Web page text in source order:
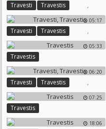
Travesti ,
Travestis
05:17
Travesti ,
Travestis
05:33
Travestis
06:20
Travesti ,
Travestis
07:25
Travestis
18:06